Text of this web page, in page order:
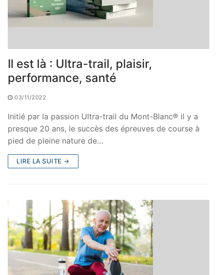
Il est là : Ultra-trail, plaisir,
performance, santé
03/11/2022
Initié par la passion Ultra-trail du Mont-Blanc® il y a
presque 20 ans, le succès des épreuves de course à
pied de pleine nature de…
LIRE LA SUITE →